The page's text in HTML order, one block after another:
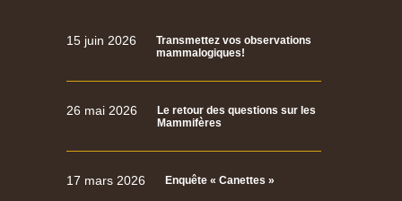
15 juin 2026
Transmettez vos observations
mammalogiques!
26 mai 2026
Le retour des questions sur les
Mammifères
17 mars 2026 Enquête « Canettes »